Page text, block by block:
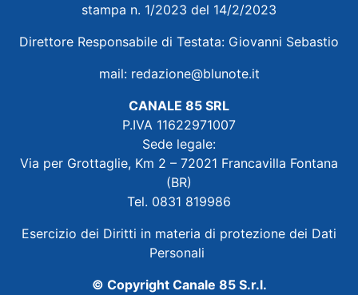
stampa n. 1/2023 del 14/2/2023
Direttore Responsabile di Testata: Giovanni Sebastio
mail: redazione@blunote.it
CANALE 85 SRL
P.IVA 11622971007
Sede legale:
Via per Grottaglie, Km 2 – 72021 Francavilla Fontana
(BR)
Tel. 0831 819986
Esercizio dei Diritti in materia di protezione dei Dati
Personali
© Copyright Canale 85 S.r.l.